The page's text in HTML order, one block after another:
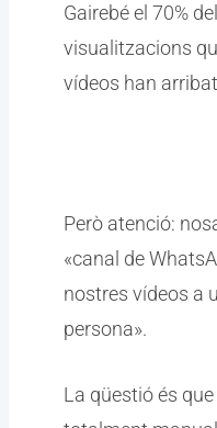
Gairebé el 70%
visualitzacions
vídeos han
Però atenció:
«canal de
nostres vídeos a
persona».
La qüestió és